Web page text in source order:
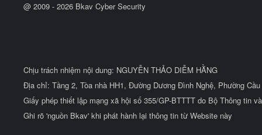
@ 2009 - 2026 Bkav Cyber Security
Chịu trách nhiệm nội dung: NGUYỄN THẢO DIỄM HẰNG
Địa chỉ: Tầng 2, Tòa nhà HH1, Đường Dương Đình Nghệ, Phường
Giấy phép thiết lập mạng xã hội số 355/GP-BTTTT do Bộ Thông tin
Ghi rõ 'nguồn Bkav' khi phát hành lại thông tin từ Website này